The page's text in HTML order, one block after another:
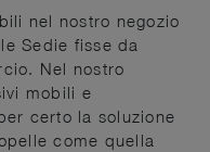
nel nostro negozio
Sedie fisse da
Nel nostro
mobili e
certo la soluzione
come quella